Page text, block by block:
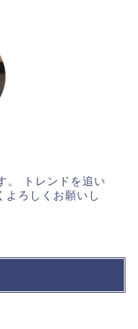
。 トレンドを追い
よろしくお願いし